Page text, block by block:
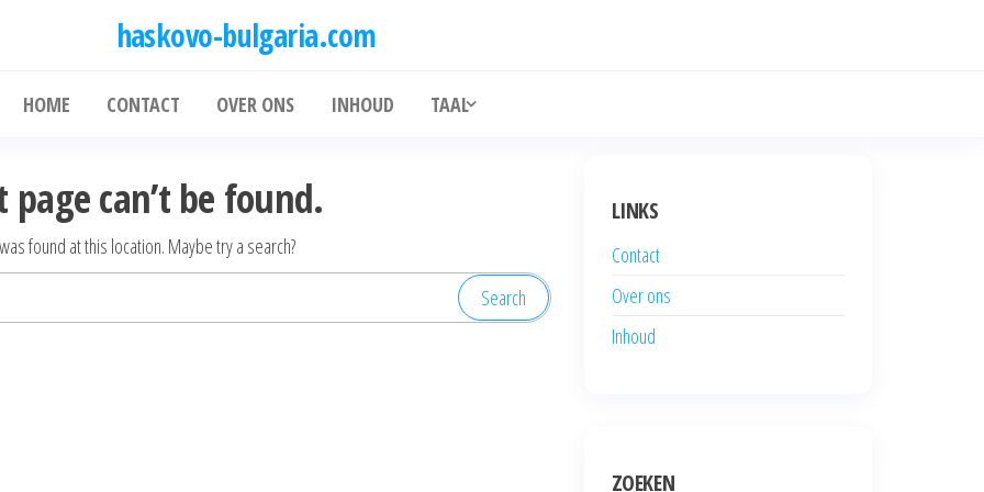
haskovo-bulgaria.com
HOME CONTACT OVER ONS INHOUD TAAL
page can’t be found.
found at this location. Maybe try a search?
for:
LINKS
Contact
Over ons
Inhoud
ZOEKEN